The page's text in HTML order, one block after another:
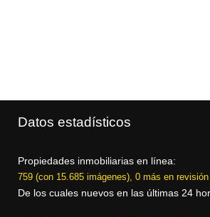
Datos estadísticos
Propiedades inmobiliarias en línea:
759 (con 15.685 imágenes), 0 más en revisión
De los cuales nuevos en las últimas 24